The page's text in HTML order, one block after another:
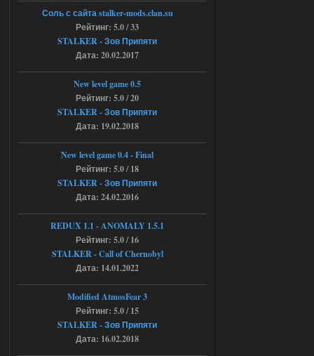
анимаций курения и анимаций еды и
экзоча как в трелере
Ответить ➤
04.08.2026
Объединенный Пак 2 + OGSR +
STCoP WP 3.4
andreyforest1993
https://rutube.ru/video/50be34
6a53045b746b6f2d80812029a
3/?r=plemwd
04.08.2026
Объединенный Пак 2 + OGSR +
STCoP WP 3.4
Stalker-Mods-Clan-su
Доступно только для пользователей
Объединенный Пак 2 + OGSR +
Соль с сайта stalker-mods.clan.su
Рейтинг: 5.0 / 33
STALKER - Зов Припяти
Дата: 20.02.2017
New level game 0.5
Рейтинг: 5.0 / 20
STALKER - Зов Припяти
Дата: 19.02.2018
New level game 0.4 - Final
Рейтинг: 5.0 / 18
STALKER - Зов Припяти
Дата: 24.02.2016
REDUX 1.1​​​​​​​ - ANOMALY 1.5.1
Рейтинг: 5.0 / 16
STALKER - Call of Chernobyl
Дата: 14.01.2022
Modified AtmosFear 3
Рейтинг: 5.0 / 15
STALKER - Зов Припяти
Дата: 16.02.2018